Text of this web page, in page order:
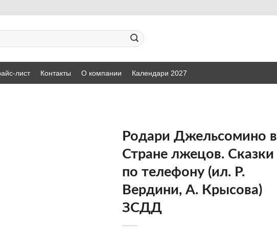
лист Контакты О компании Календари 2027
Родари Джельсомино в
Стране лжецов. Сказки
по телефону (ил. Р.
Вердини, А. Крысова)
ЗСДД